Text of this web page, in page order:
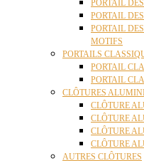
PORTAIL
PORTAIL
PORTAIL
MOTIFS
PORTAILS
PORTAIL
PORTAIL
CLÔTURES
CLÔTURE
CLÔTURE
CLÔTURE
CLÔTURE
AUTRES CLÔTURES